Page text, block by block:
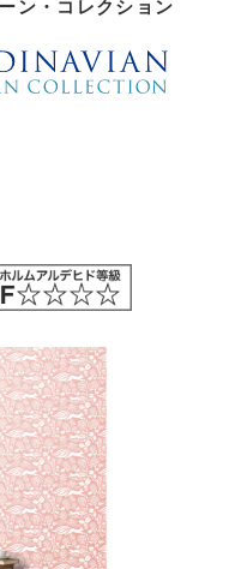
ン・コレクション